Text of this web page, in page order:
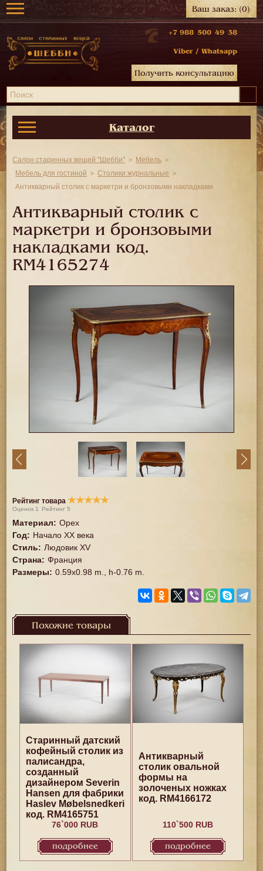
Ваш заказ:(0)
+7 988 500 49 38
Viber / Whatsapp
Получить консультацию
Каталог
Салон старинных вещей "Шебби"
Мебель
Мебель для гостиной
Столики журнальные
Антикварный столик с маркетри и бронзовыми накладками
Антикварный столик с
маркетри и бронзовыми
накладками код.
RM4165274
Рейтинг товара ★★★★★
Оценок 1 Рейтинг5
Материал: Орех
Год: Начало XX века
Стиль: Людовик XV
Страна: Франция
Размеры: 0.59x0.98 m., h-0.76 m.
Похожие товары
Старинный датский
кофейный столик из
палисандра,
созданный
дизайнером Severin
Hansen для фабрики
Haslev Møbelsnedkeri
код. RM4165751
76`000 RUB
подробнее
Антикварный
столик овальной
формы на
золоченых ножках
код. RM4166172
110`500 RUB
подробнее